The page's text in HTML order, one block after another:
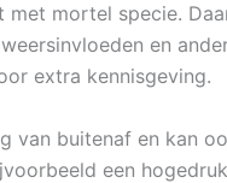
mortel specie.
en
extra kennisgeving.
van buitenaf en kan
een